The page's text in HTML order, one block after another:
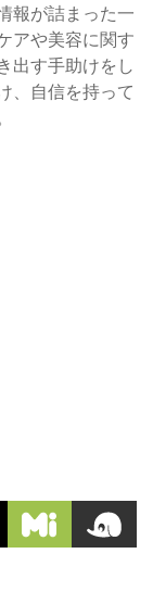
報が詰まった一
アや美容に関す
出す手助けをし
、自信を持って